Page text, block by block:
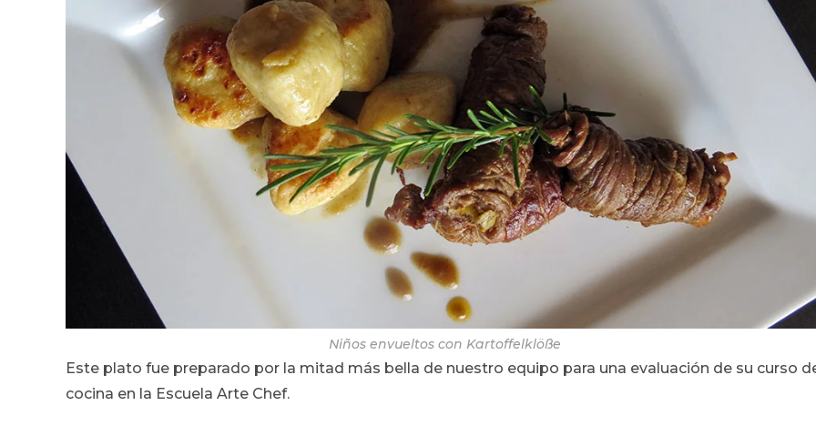
Niños envueltos con Kartoffelklöße
Este plato fue preparado por la mitad más bella de nuestro equipo para una evaluación de su curso
cocina en la Escuela Arte Chef.